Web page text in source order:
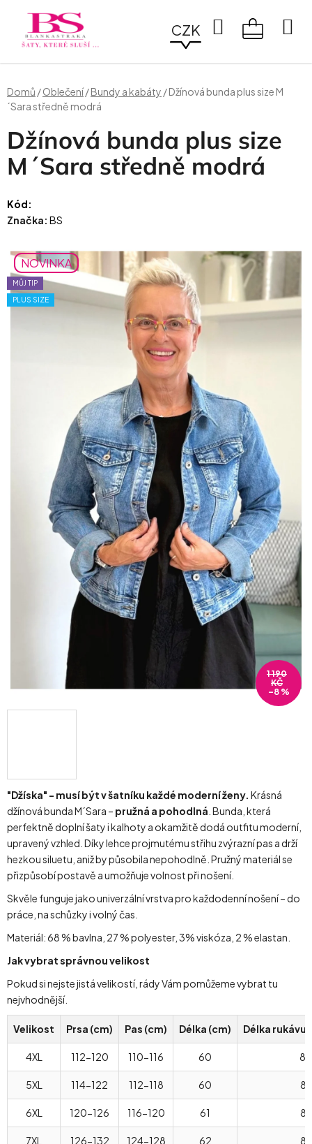
obsah
CZK
Hledat
Domů /Oblečení/Bundy a kabáty /Džínová bunda plus size M
´Sara středně modrá
"Džíska" - musí být v šatníku každé moderní ženy. Krásná
džínová bunda M´Sara – pružná a pohodlná . Bunda, která
perfektně doplní šaty i kalhoty a okamžitě dodá outfitu moderní,
upravený vzhled. Díky lehce projmutému střihu zvýrazní pas a drží
hezkou siluetu, aniž by působila nepohodlně. Pružný materiál se
přizpůsobí postavě a umožňuje volnost při nošení.
Skvěle funguje jako univerzální vrstva pro každodenní nošení – do
práce, na schůzky i volný čas.
Materiál: 68 % bavlna, 27 % polyester, 3% viskóza, 2 % elastan.
Jak vybrat správnou velikost
Pokud si nejste jistá velikostí, rády Vám pomůžeme vybrat tu
nejvhodnější.
Velikost Prsa (cm) Pas (cm) Délka (cm) Délka rukávu
4XL 112-120 110-116 60 80
5XL 114-122 112-118 60 83
6XL 120-126 116-120 61 86
7XL 126-132 124-128 62 86
Džínová bunda plus size
M´Sara středně modrá
Kód:
Značka: BS
NOVINKA
MŮJ TIP
PLUS SIZE
1 190
KČ
–8 %